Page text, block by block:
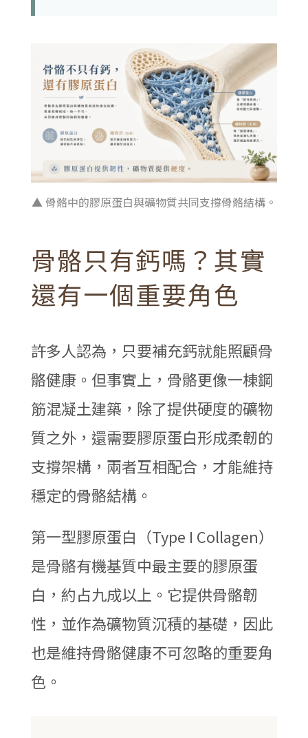
▲ 骨骼中的膠原蛋白與礦物質共同支撐骨骼結構。
骨骼只有鈣嗎？其實
還有一個重要角色
許多人認為，只要補充鈣就能照顧骨
骼健康。但事實上，骨骼更像一棟鋼
筋混凝土建築，除了提供硬度的礦物
質之外，還需要膠原蛋白形成柔韌的
支撐架構，兩者互相配合，才能維持
穩定的骨骼結構。
第一型膠原蛋白（Type I Collagen）
是骨骼有機基質中最主要的膠原蛋
白，約占九成以上。它提供骨骼韌
性，並作為礦物質沉積的基礎，因此
也是維持骨骼健康不可忽略的重要角
色。